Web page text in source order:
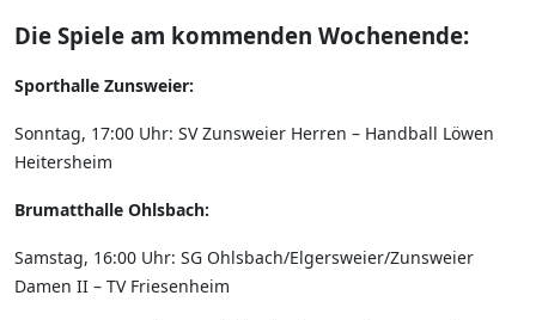
Die Spiele am kommenden Wochenende:
Sporthalle Zunsweier:
Sonntag, 17:00 Uhr: SV Zunsweier Herren – Handball Löwen
Heitersheim
Brumatthalle Ohlsbach:
Samstag, 16:00 Uhr: SG Ohlsbach/Elgersweier/Zunsweier
Damen II – TV Friesenheim